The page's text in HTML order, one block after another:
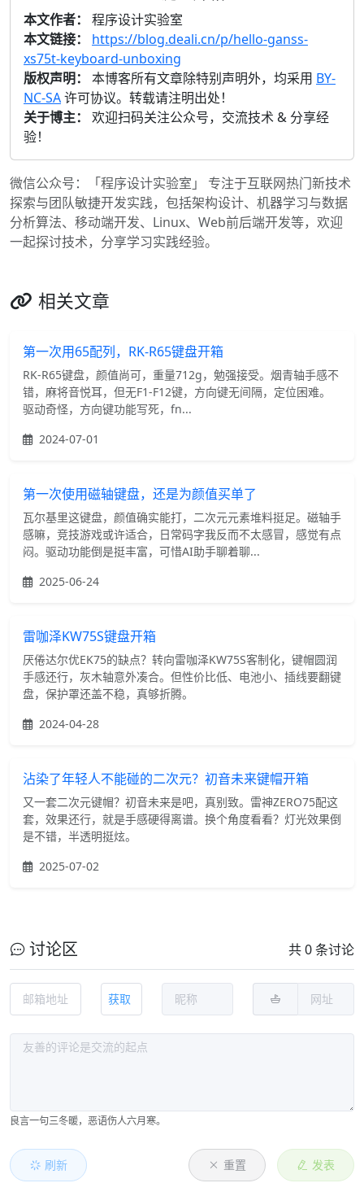
本文作者：
程序设计实验室
本文链接：
https://blog.deali.cn/p/hello-ganss-
xs75t-keyboard-unboxing
版权声明：
本博客所有文章除特别声明外，均采用 BY-
NC-SA许可协议。转载请注明出处！
关于博主：
欢迎扫码关注公众号，交流技术 & 分享经
验！
微信公众号：「程序设计实验室」 专注于互联网热门新技术
探索与团队敏捷开发实践，包括架构设计、机器学习与数据
分析算法、移动端开发、Linux、Web前后端开发等，欢迎
一起探讨技术，分享学习实践经验。
相关文章
第一次用65配列，RK-R65键盘开箱
RK-R65键盘，颜值尚可，重量712g，勉强接受。烟青轴手感不
错，麻将音悦耳，但无F1-F12键，方向键无间隔，定位困难。
驱动奇怪，方向键功能写死，fn...
2024-07-01
第一次使用磁轴键盘，还是为颜值买单了
瓦尔基里这键盘，颜值确实能打，二次元元素堆料挺足。磁轴手
感嘛，竞技游戏或许适合，日常码字我反而不太感冒，感觉有点
闷。驱动功能倒是挺丰富，可惜AI助手聊着聊...
2025-06-24
雷咖泽KW75S键盘开箱
厌倦达尔优EK75的缺点？转向雷咖泽KW75S客制化，键帽圆润
手感还行，灰木轴意外凑合。但性价比低、电池小、插线要翻键
盘，保护罩还盖不稳，真够折腾。
2024-04-28
沾染了年轻人不能碰的二次元？初音未来键帽开箱
又一套二次元键帽？初音未来是吧，真别致。雷神ZERO75配这
套，效果还行，就是手感硬得离谱。换个角度看看？灯光效果倒
是不错，半透明挺炫。
2025-07-02
讨论区 共 0 条讨论
获取
良言一句三冬暖，恶语伤人六月寒。
刷新 重置 发表